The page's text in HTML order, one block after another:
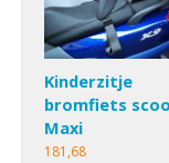
Kinderzitje
bromfiets
Maxi
181,68